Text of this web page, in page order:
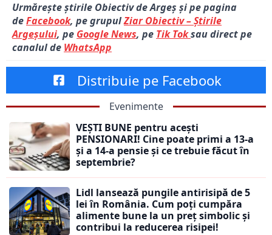
Urmărește știrile Obiectiv de Argeș și pe pagina
deFacebook, pe grupulZiar Obiectiv – Știrile
Argeșului, pe Google News, pe Tik Toksau direct pe
canalul de WhatsApp
Distribuie pe Facebook
Evenimente
VEȘTI BUNE pentru acești
PENSIONARI! Cine poate primi a 13-a
și a 14-a pensie și ce trebuie făcut în
septembrie?
Lidl lansează pungile antirisipă de 5
lei în România. Cum poți cumpăra
alimente bune la un preț simbolic și
contribui la reducerea risipei!